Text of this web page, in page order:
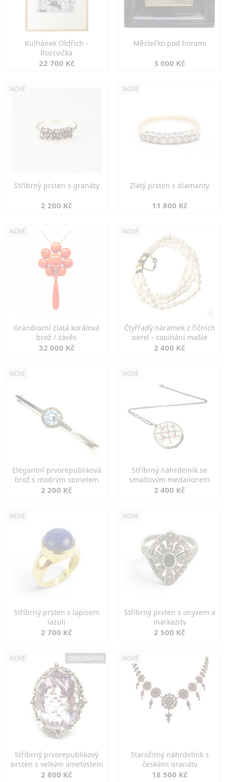
Kulhánek Oldřich -
Rozcvička
22 700 Kč
Městečko pod horami
3 000 Kč
NOVÉ
Stříbrný prsten s granáty
2 200 Kč
NOVÉ
Zlatý prsten s diamanty
11 800 Kč
NOVÉ
Grandiozní zlatá korálová
brož / závěs
32 000 Kč
NOVÉ
Čtyřřadý náramek z říčních
perel - zapínání mašle
2 400 Kč
NOVÉ
Elegantní prvorepubliková
brož s modrým spinelem
2 200 Kč
NOVÉ
Stříbrný náhrdelník se
smaltovým medailonem
2 400 Kč
NOVÉ
Stříbrný prsten s lapisem
lazuli
2 700 Kč
NOVÉ
Stříbrný prsten s onyxem a
markazity
2 500 Kč
NOVÉ OBJEDNÁNO
Stříbrný prvorepublikový
prsten s velkým ametystem
2 800 Kč
NOVÉ
Starožitný náhrdelník s
českými granáty
18 500 Kč